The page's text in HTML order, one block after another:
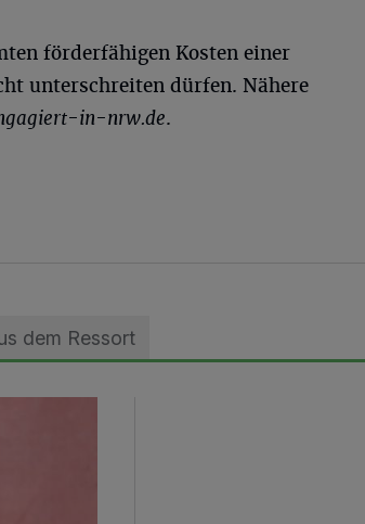
förderfähigen Kosten einer
unterschreiten dürfen. Nähere
in-nrw.de.
dem Ressort